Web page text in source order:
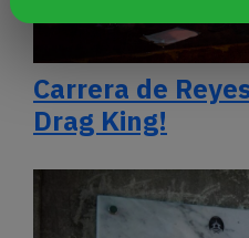
Carrera de
Drag King!